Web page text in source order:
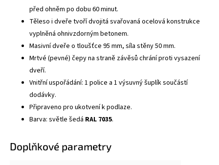
před ohněm po dobu 60 minut.
Těleso i dveře tvoří dvojitá svařovaná ocelová konstrukce
vyplněná ohnivzdorným betonem.
Masivní dveře o tloušťce 95 mm, síla stěny 50 mm.
Mrtvé (pevné) čepy na straně závěsů chrání proti vysazení
dveří.
Vnitřní uspořádání: 1 police a 1 výsuvný šuplík součástí
dodávky.
Připraveno pro ukotvení k podlaze.
Barva: světle šedá RAL 7035.
Doplňkové parametry